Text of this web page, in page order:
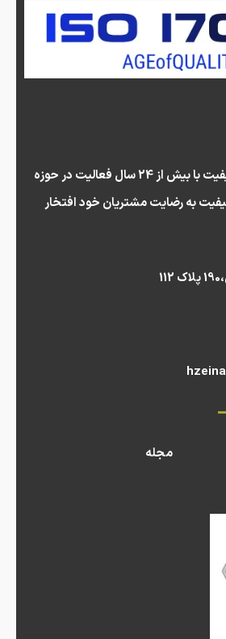
گروه مشاوران عصر کیفیت با بیش از 24 سال فعالیت در حوزه
به رضایت مشتریان خود افتخار
مجله